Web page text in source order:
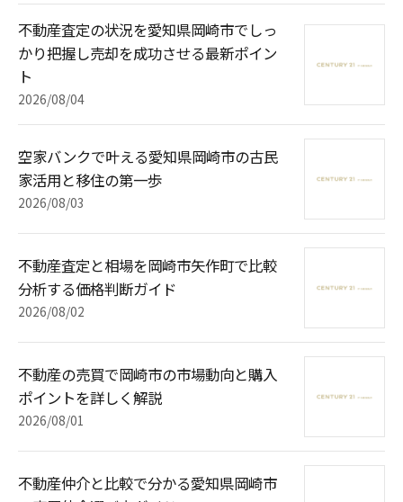
不動産査定の状況を愛知県岡崎市でしっ
かり把握し売却を成功させる最新ポイン
ト
2026/08/04
空家バンクで叶える愛知県岡崎市の古民
家活用と移住の第一歩
2026/08/03
不動産査定と相場を岡崎市矢作町で比較
分析する価格判断ガイド
2026/08/02
不動産の売買で岡崎市の市場動向と購入
ポイントを詳しく解説
2026/08/01
不動産仲介と比較で分かる愛知県岡崎市